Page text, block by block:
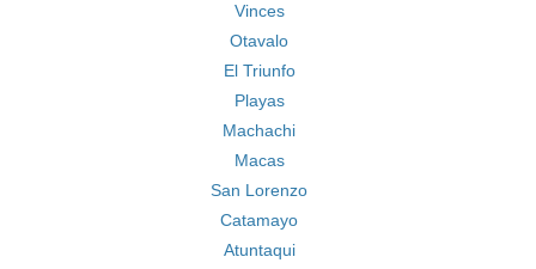
Vinces
Otavalo
El Triunfo
Playas
Machachi
Macas
San Lorenzo
Catamayo
Atuntaqui